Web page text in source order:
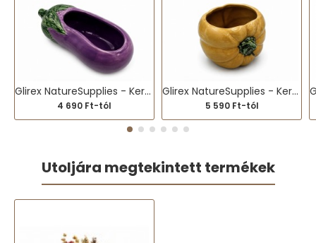
Glirex NatureSupplies - Kerámia padlizsán homokozó
4 690 Ft-tól
Glirex NatureSupplies - Kerámia tök homokozó
5 590 Ft-tól
Utoljára megtekintett termékek